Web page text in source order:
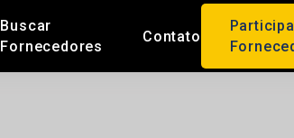
Buscar
Fornecedores
Contato